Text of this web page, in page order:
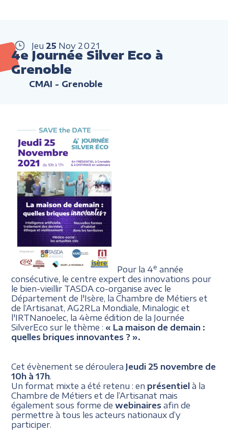
Jeu 25 Nov 2021
4e Journée Silver Eco à
Grenoble
CMAI - Grenoble
Pour la 4e année
consécutive, le centre expert des innovations pour
le bien-vieillir TASDA co-organise avec le
Département de l'Isère, la Chambre de Métiers et
de l‘Artisanat, AG2RLa Mondiale, Minalogic et
l'IRTNanoelec, la 4ème édition de la Journée
SilverEco sur le thème : « La maison de demain :
quelles briques innovantes ? ».
Cet évènement se déroulera Jeudi 25 novembre de
10h à 17h
Un format mixte a été retenu : en présentiel à la
Chambre de Métiers et de l’Artisanat mais
également sous forme dewebinaires afin de
permettre à tous les acteurs nationaux d’y
participer.